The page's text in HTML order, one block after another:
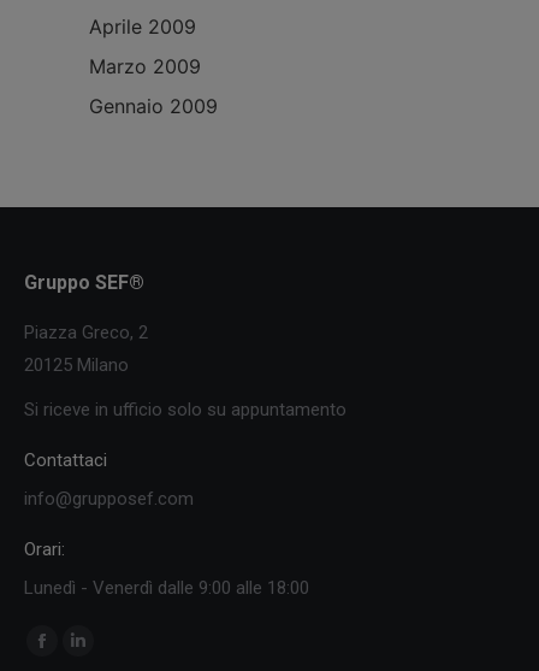
Aprile 2009
Marzo 2009
Gennaio 2009
Gruppo SEF®
Piazza Greco, 2
20125 Milano
Si riceve in ufficio solo su appuntamento
Contattaci
info@grupposef.com
Orari:
Lunedì - Venerdì dalle 9:00 alle 18:00
Ci puoi trovare su:
Facebook